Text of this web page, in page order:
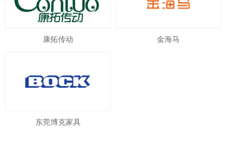
康拓传动 金海马
东莞博克家具